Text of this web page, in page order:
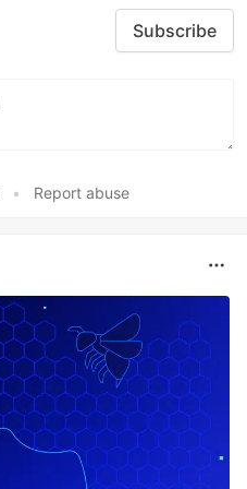
Subscribe
• Report abuse